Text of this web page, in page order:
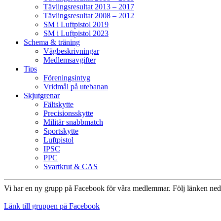
Tävlingsresultat 2013 – 2017
Tävlingsresultat 2008 – 2012
SM i Luftpistol 2019
SM i Luftpistol 2023
Schema & träning
Vägbeskrivningar
Medlemsavgifter
Tips
Föreningsintyg
Vridmål på utebanan
Skjutgrenar
Fältskytte
Precisionsskytte
Militär snabbmatch
Sportskytte
Luftpistol
IPSC
PPC
Svartkrut & CAS
Vi har en ny grupp på Facebook för våra medlemmar. Följ länken
Länk till gruppen på Facebook